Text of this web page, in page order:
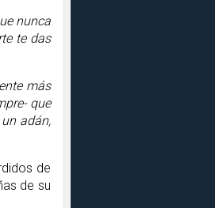
nunca
te das
más
que
adán,
de
de su